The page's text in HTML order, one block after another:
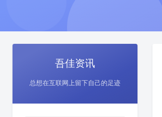
吾佳资讯
总想在互联网上留下自己的足迹